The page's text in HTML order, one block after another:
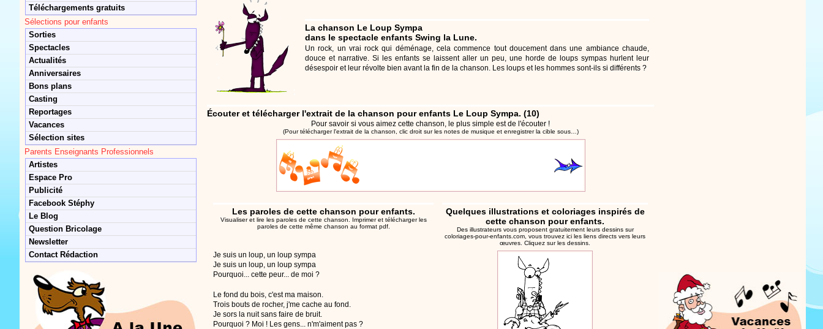
Téléchargements gratuits
Sélections pour enfants
Sorties
Spectacles
Actualités
Anniversaires
Bons plans
Casting
Reportages
Vacances
Sélection sites
Parents Enseignants Professionnels
Artistes
Espace Pro
Publicité
Facebook Stéphy
Le Blog
Question Bricolage
Newsletter
Contact Rédaction
La chanson Le Loup Sympa
dans le spectacle enfants Swing la Lune.
Un rock, un vrai rock qui déménage, cela commence tout doucement dans une ambiance chaude,
douce et narrative. Si les enfants se laissent aller un peu, une horde de loups sympas hurlent leur
désespoir et leur révolte bien avant la fin de la chanson. Les loups et les hommes sont-ils si différents ?
Écouter et télécharger l'extrait de la chanson pour enfants Le Loup Sympa. (10)
Pour savoir si vous aimez cette chanson, le plus simple est de l'écouter !
(Pour télécharger l'extrait de la chanson, clic droit sur les notes de musique et enregistrer la cible sous…)
Les paroles de cette chanson pour enfants.
Visualiser et lire les paroles de cette chanson.
Imprimer et télécharger les
paroles de cette même chanson au format pdf.
Je suis un loup, un loup sympa
Je suis un loup, un loup sympa
Pourquoi... cette peur... de moi ?
Le fond du bois, c'est ma maison.
Trois bouts de rocher, j'me cache au fond.
Je sors la nuit sans faire de bruit.
Pourquoi ? Moi ! Les gens... n'm'aiment pas ?
Quelques illustrations et coloriages inspirés de
cette chanson pour enfants.
Des illustrateurs vous proposent gratuitement leurs dessins sur
coloriages-pour-enfants.com , vous trouvez ici les liens directs vers leurs
œuvres. Cliquez sur les dessins.